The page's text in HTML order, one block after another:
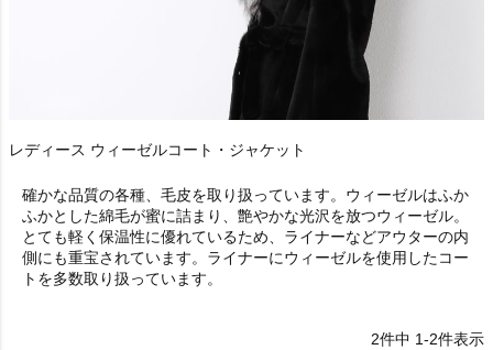
レディース ウィーゼルコート・ジャケット
確かな品質の各種、毛皮を取り扱っています。ウィーゼルはふか
ふかとした綿毛が蜜に詰まり、艶やかな光沢を放つウィーゼル。
とても軽く保温性に優れているため、ライナーなどアウターの内
側にも重宝されています。ライナーにウィーゼルを使用したコー
トを多数取り扱っています。
2件中 1-2件表示